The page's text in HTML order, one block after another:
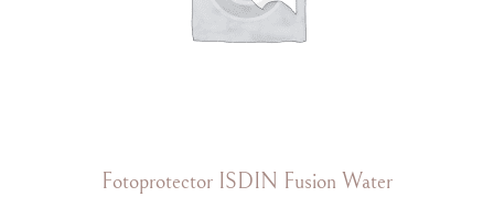
Fotoprotector ISDIN Fusion Water